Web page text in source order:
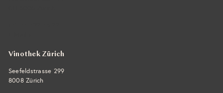
Vinothek Zürich
Seefeldstrasse 299
8008 Zürich